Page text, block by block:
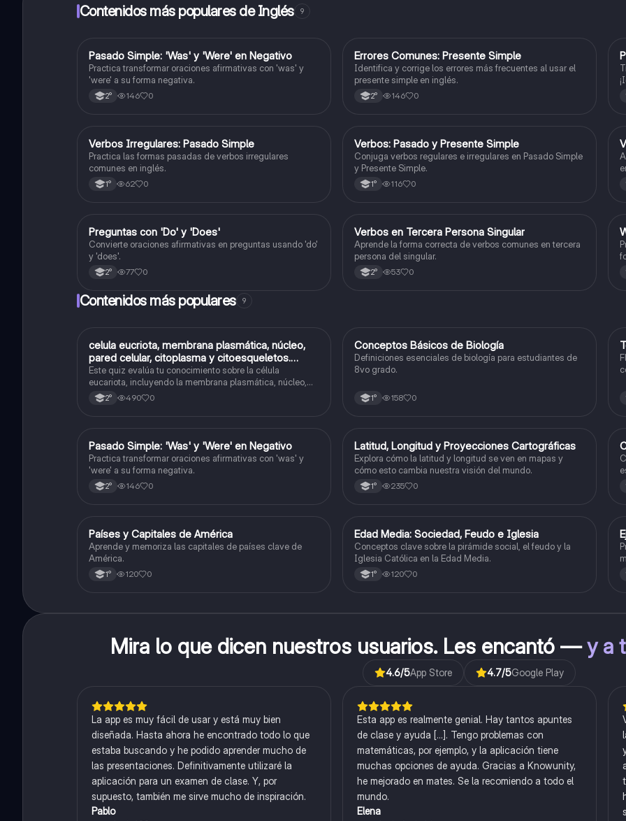
Contenidos más populares de Inglés 9
PInglés
Pasado Simple: 'Was' y 'Were' en Negativo
Practica transformar oraciones afirmativas con 'was' y
'were' a su forma negativa.
2° 146 0
EInglés
Errores Comunes: Presente Simple
Identifica y corrige los errores más frecuentes al usar el
presente simple en inglés.
2° 146 0
VInglés
Verbos Irregulares: Pasado Simple
Practica las formas pasadas de verbos irregulares
comunes en inglés.
1° 62 0
VInglés
Verbos: Pasado y Presente Simple
Conjuga verbos regulares e irregulares en Pasado Simple
y Presente Simple.
1° 116 0
PInglés
Preguntas con 'Do' y 'Does'
Convierte oraciones afirmativas en preguntas usando 'do'
y 'does'.
2° 77 0
VInglés
Verbos en Tercera Persona Singular
Aprende la forma correcta de verbos comunes en tercera
persona del singular.
2° 53 0
Contenidos más populares 9
CBiología
celula eucriota, membrana plasmática, núcleo,
pared celular, citoplasma y citoesqueletos.
nombre se las partes de la celula eucariota
Este quiz evalúa tu conocimiento sobre la célula
eucariota, incluyendo la membrana plasmática, núcleo,
pared celular, citoplasma y citoesqueleto.
2° 490 0
CBiología
Conceptos Básicos de Biología
Definiciones esenciales de biología para estudiantes de
8vo grado.
1° 158 0
PInglés
Pasado Simple: 'Was' y 'Were' en Negativo
Practica transformar oraciones afirmativas con 'was' y
'were' a su forma negativa.
2° 146 0
LGeografía
Latitud, Longitud y Proyecciones Cartográficas
Explora cómo la latitud y longitud se ven en mapas y
cómo esto cambia nuestra visión del mundo.
1° 235 0
PGeografía
Países y Capitales de América
Aprende y memoriza las capitales de países clave de
América.
1° 120 0
EHistoria
Edad Media: Sociedad, Feudo e Iglesia
Conceptos clave sobre la pirámide social, el feudo y la
Iglesia Católica en la Edad Media.
1° 120 0
Mira lo que dicen nuestros usuarios. Les encantó —y a
4.6/5App Store 4.7/5Google Play
La app es muy fácil de usar y está muy bien
diseñada. Hasta ahora he encontrado todo lo que
estaba buscando y he podido aprender mucho de
las presentaciones. Definitivamente utilizaré la
aplicación para un examen de clase. Y, por
supuesto, también me sirve mucho de inspiración.
Pablo
Esta app es realmente genial. Hay tantos apuntes
de clase y ayuda [...]. Tengo problemas con
matemáticas, por ejemplo, y la aplicación tiene
muchas opciones de ayuda. Gracias a Knowunity,
he mejorado en mates. Se la recomiendo a todo el
mundo.
Elena